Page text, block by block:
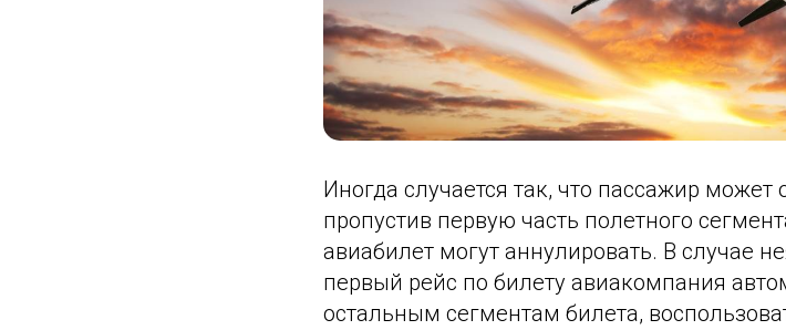
Иногда случается так, что пассажир может
пропустив первую часть полетного
авиабилет могут аннулировать. В случае
первый рейс по билету авиакомпания
остальным сегментам билета,